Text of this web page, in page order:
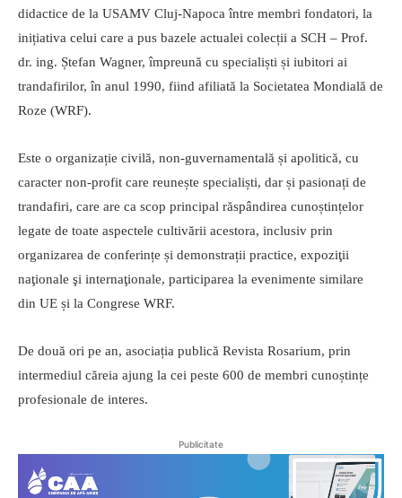
didactice de la USAMV Cluj-Napoca între membri fondatori, la
inițiativa celui care a pus bazele actualei colecții a SCH – Prof.
dr. ing. Ștefan Wagner, împreună cu specialiști și iubitori ai
trandafirilor, în anul 1990, fiind afiliată la Societatea Mondială de
Roze (WRF).
Este o organizație civilă, non-guvernamentală și apolitică, cu
caracter non-profit care reunește specialiști, dar și pasionați de
trandafiri, care are ca scop principal răspândirea cunoștințelor
legate de toate aspectele cultivării acestora, inclusiv prin
organizarea de conferințe și demonstrații practice, expoziţii
naţionale şi internaţionale, participarea la evenimente similare
din UE și la Congrese WRF.
De două ori pe an, asociația publică Revista Rosarium, prin
intermediul căreia ajung la cei peste 600 de membri cunoștințe
profesionale de interes.
Publicitate